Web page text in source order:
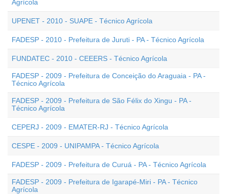
Agrícola
UPENET - 2010 - SUAPE - Técnico Agrícola
FADESP - 2010 - Prefeitura de Juruti - PA - Técnico Agrícola
FUNDATEC - 2010 - CEEERS - Técnico Agrícola
FADESP - 2009 - Prefeitura de Conceição do Araguaia - PA -
Técnico Agrícola
FADESP - 2009 - Prefeitura de São Félix do Xingu - PA -
Técnico Agrícola
CEPERJ - 2009 - EMATER-RJ - Técnico Agrícola
CESPE - 2009 - UNIPAMPA - Técnico Agrícola
FADESP - 2009 - Prefeitura de Curuá - PA - Técnico Agrícola
FADESP - 2009 - Prefeitura de Igarapé-Miri - PA - Técnico
Agrícola